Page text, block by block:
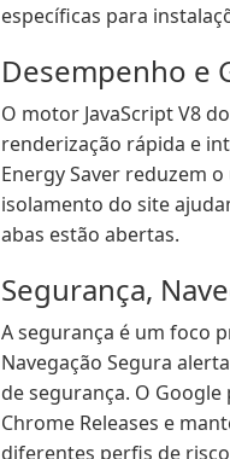
específicas para
Desempenho e
O motor JavaScript V8
renderização rápida e
Energy Saver reduzem
isolamento do site
abas estão abertas.
Segurança,
A segurança é um foco
Navegação Segura
de segurança. O
Chrome Releases e
diferentes perfis de